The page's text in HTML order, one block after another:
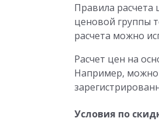
Правила
ценовой группы
расчета можно
Расчет цен на
Например, можно
Условия по